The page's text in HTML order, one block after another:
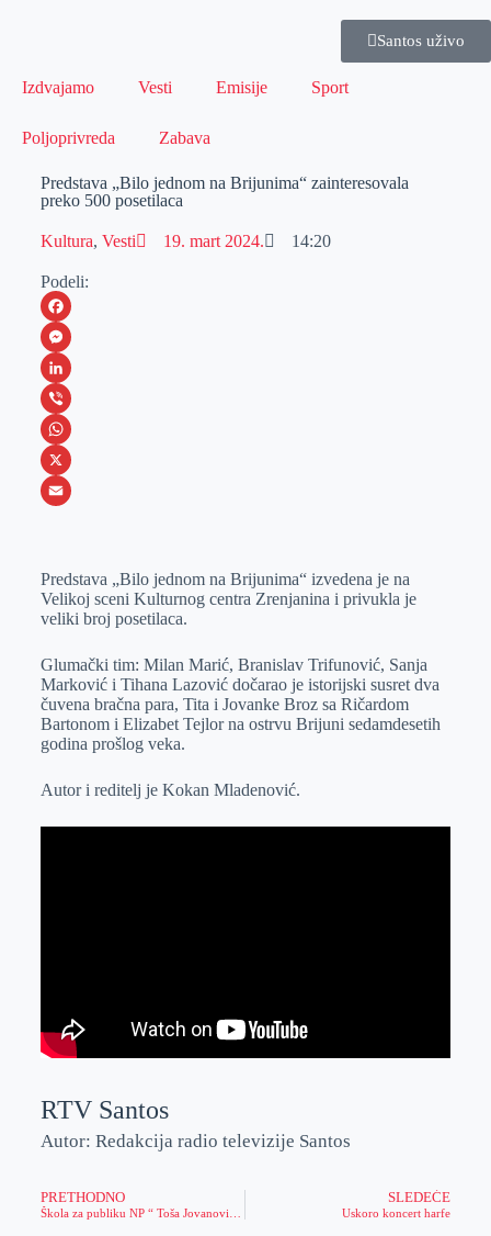
Santos uživo
Izdvajamo Vesti Emisije Sport
Poljoprivreda Zabava
Predstava „Bilo jednom na Brijunima“ zainteresovala
preko 500 posetilaca
Kultura, Vesti 19. mart 2024. 14:20
Podeli:
F
a
c
e
b
o
M
e
s
s
e
e
r
L
i
n
k
I
n
V
i
b
W
h
s
A
p
X
a
i
Predstava „Bilo jednom na Brijunima“ izvedena je na
Velikoj sceni Kulturnog centra Zrenjanina i privukla je
veliki broj posetilaca.
Glumački tim: Milan Marić, Branislav Trifunović, Sanja
Marković i Tihana Lazović dočarao je istorijski susret dva
čuvena bračna para, Tita i Jovanke Broz sa Ričardom
Bartonom i Elizabet Tejlor na ostrvu Brijuni sedamdesetih
godina prošlog veka.
Autor i reditelj je Kokan Mladenović.
RTV Santos
Autor: Redakcija radio televizije Santos
PRETHODNO SLEDEĆE
Uskoro koncert harfe